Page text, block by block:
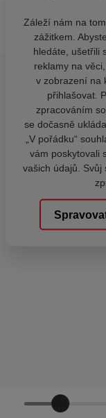
Záleží nám na
zážitkem.
hledáte, ušetřili
reklamy na
v zobrazení na
přihlašovat.
zpracováním
se dočasně
„V pořádku“
vám poskytovali
vašich údajů. Svůj